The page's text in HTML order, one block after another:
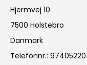
Hjermvej 10
7500 Holstebro
Danmark
Telefonnr.: 97405220